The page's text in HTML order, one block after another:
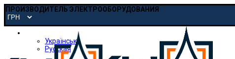
ПРОИЗВОДИТЕЛЬ ЭЛЕКТРООБОРУДОВАНИЯ
Українська
Русская